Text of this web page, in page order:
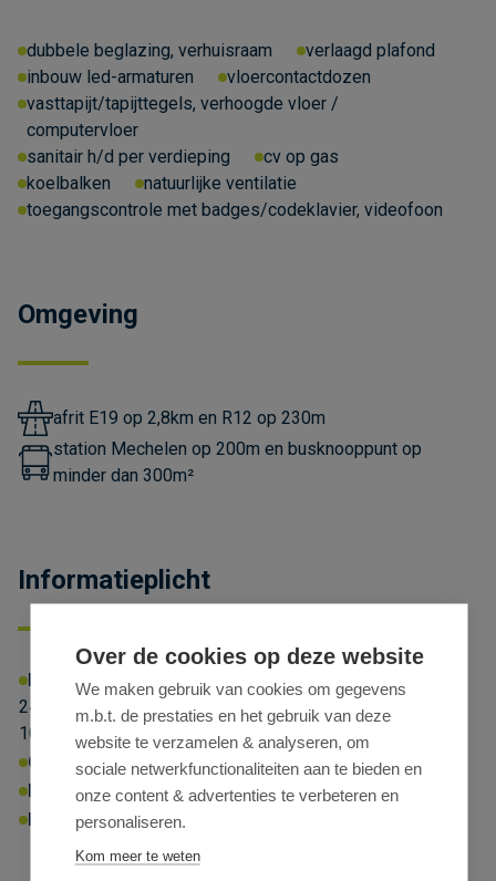
dubbele beglazing, verhuisraam
verlaagd plafond
inbouw led-armaturen
vloercontactdozen
vasttapijt/tapijttegels, verhoogde vloer /
computervloer
sanitair h/d per verdieping
cv op gas
koelbalken
natuurlijke ventilatie
toegangscontrole met badges/codeklavier, videofoon
Omgeving
afrit E19 op 2,8km en R12 op 230m
station Mechelen op 200m en busknooppunt op
minder dan 300m²
Informatieplicht
EPC-NR Energielabel:
Energiescore:
248kWhprim/m²/jaar (nr. 100) en 266kWhprim/m²/jaar (nr.
102-108)
Omgevingsvergunning: Ja
P-score:B G-score:A Geen afgebakende zones
Erfgoed:Geen beschermd erfgoed
Over de cookies op deze website
We maken gebruik van cookies om gegevens
m.b.t. de prestaties en het gebruik van deze
website te verzamelen & analyseren, om
sociale netwerkfunctionaliteiten aan te bieden en
onze content & advertenties te verbeteren en
personaliseren.
Kom meer te weten